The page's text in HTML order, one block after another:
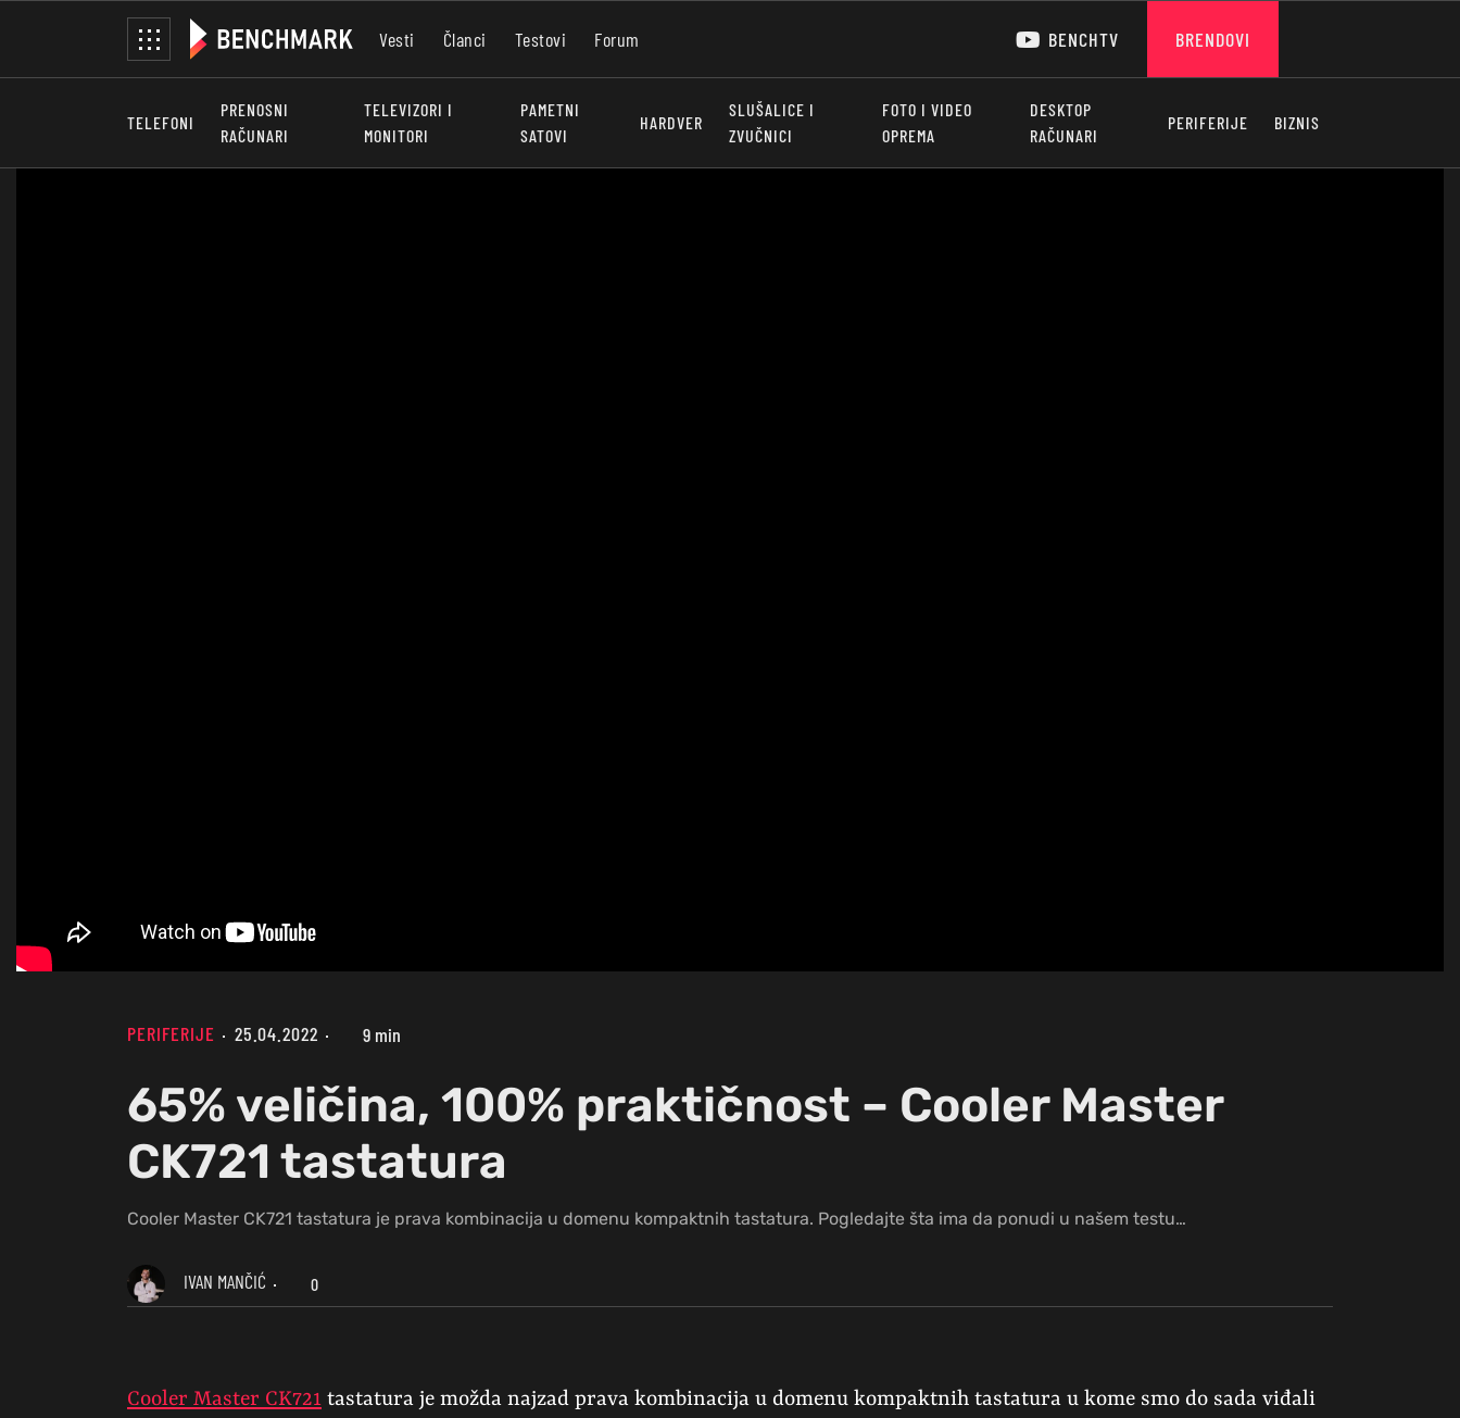
Vesti Članci Testovi Forum BENCHTV BRENDOVI
TELEFONI
PRENOSNI
RAČUNARI
TELEVIZORI I
MONITORI
PAMETNI
SATOVI
HARDVER
SLUŠALICE I
ZVUČNICI
FOTO I VIDEO
OPREMA
DESKTOP
RAČUNARI
PERIFERIJE BIZNIS
PERIFERIJE 25.04.2022 9 min
65% veličina, 100% praktičnost – Cooler Master
CK721 tastatura
Cooler Master CK721 tastatura je prava kombinacija u domenu kompaktnih tastatura. Pogledajte šta ima da ponudi u našem testu…
IVAN MANČIĆ 0
Cooler Master CK721 tastatura je možda najzad prava kombinacija u domenu kompaktnih tastatura u kome smo do sada viđali